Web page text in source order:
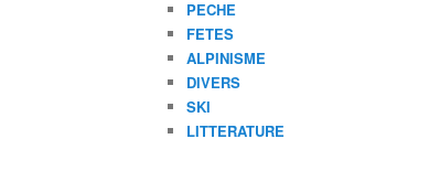
PECHE
FETES
ALPINISME
DIVERS
SKI
LITTERATURE